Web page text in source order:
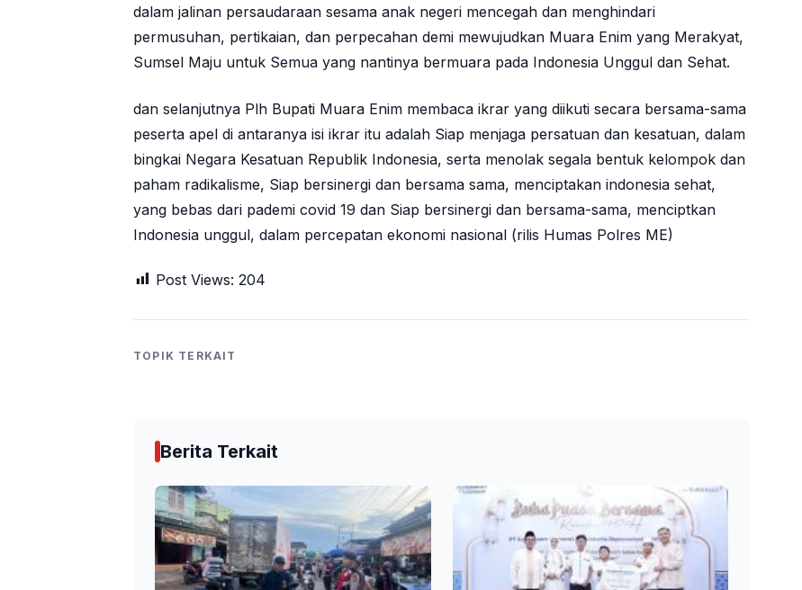
dalam jalinan persaudaraan sesama anak negeri mencegah dan menghindari
permusuhan, pertikaian, dan perpecahan demi mewujudkan Muara Enim yang Merakyat,
Sumsel Maju untuk Semua yang nantinya bermuara pada Indonesia Unggul dan Sehat.
dan selanjutnya Plh Bupati Muara Enim membaca ikrar yang diikuti secara bersama-sama
peserta apel di antaranya isi ikrar itu adalah Siap menjaga persatuan dan kesatuan, dalam
bingkai Negara Kesatuan Republik Indonesia, serta menolak segala bentuk kelompok dan
paham radikalisme, Siap bersinergi dan bersama sama, menciptakan indonesia sehat,
yang bebas dari pademi covid 19 dan Siap bersinergi dan bersama-sama, menciptkan
Indonesia unggul, dalam percepatan ekonomi nasional (rilis Humas Polres ME)
Post Views: 204
TOPIK TERKAIT
Berita Terkait